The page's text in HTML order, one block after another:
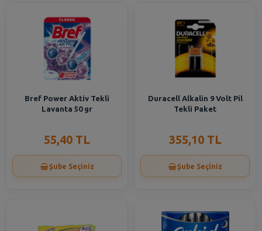
Bref Power Aktiv Tekli
Lavanta 50 gr
55,40 TL
Şube Seçiniz
Duracell Alkalin 9 Volt Pil
Tekli Paket
355,10 TL
Şube Seçiniz